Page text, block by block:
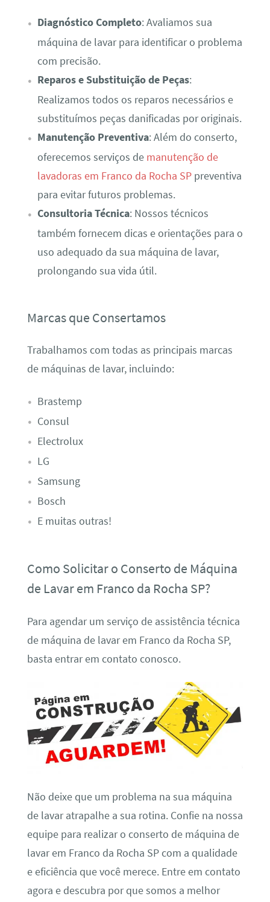
Diagnóstico Completo: Avaliamos sua
máquina de lavar para identificar o problema
com precisão.
Reparos e Substituição de Peças:
Realizamos todos os reparos necessários e
substituímos peças danificadas por originais.
Manutenção Preventiva: Além do conserto,
oferecemos serviços de manutenção de
lavadoras em Franco da Rocha SPpreventiva
para evitar futuros problemas.
Consultoria Técnica: Nossos técnicos
também fornecem dicas e orientações para o
uso adequado da sua máquina de lavar,
prolongando sua vida útil.
Marcas que Consertamos
Trabalhamos com todas as principais marcas
de máquinas de lavar, incluindo:
Brastemp
Consul
Electrolux
LG
Samsung
Bosch
E muitas outras!
Como Solicitar o Conserto de Máquina
de Lavar em Franco da Rocha SP?
Para agendar um serviço de assistência técnica
de máquina de lavar em Franco da Rocha SP,
basta entrar em contato conosco.
Não deixe que um problema na sua máquina
de lavar atrapalhe a sua rotina. Confie na nossa
equipe para realizar o conserto de máquina de
lavar em Franco da Rocha SP com a qualidade
e eficiência que você merece. Entre em contato
agora e descubra por que somos a melhor